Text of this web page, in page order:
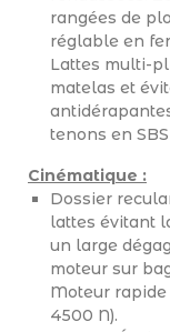
rangées de
réglable en
Lattes multi-
matelas et
tenons en
Cinématique :
Dossier
lattes évitant
un large
moteur sur
Moteur rapide
4500 N).